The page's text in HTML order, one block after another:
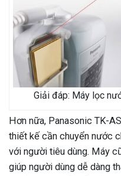
Giải đáp: Máy lọc
Hơn nữa, Panasonic TK-
thiết kế cần chuyển nước
với người tiêu dùng. Máy
giúp người dùng dễ dàng